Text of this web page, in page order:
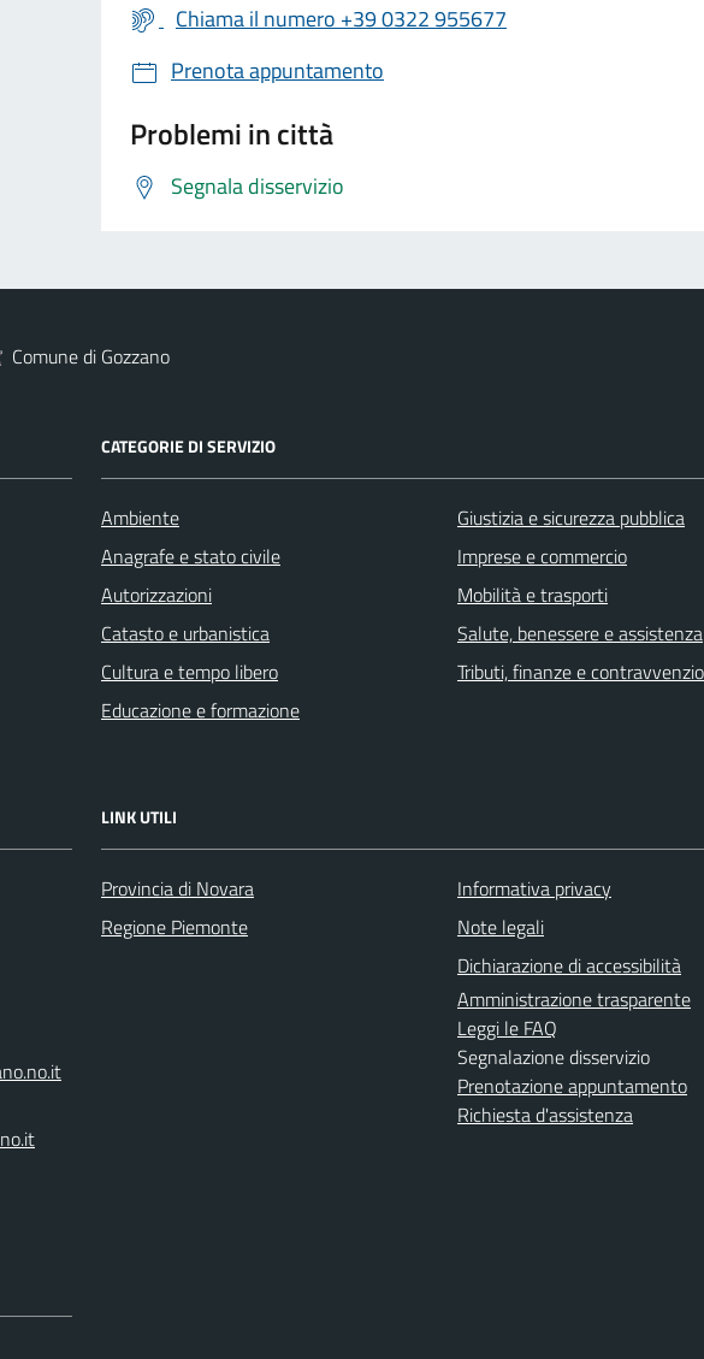
Chiama il numero +39 0322 955677
Prenota appuntamento
Problemi in città
Segnala disservizio
Comune di Gozzano
CATEGORIE DI SERVIZIO
Ambiente
Anagrafe e stato civile
Autorizzazioni
Catasto e urbanistica
Cultura e tempo libero
Educazione e formazione
Giustizia e sicurezza pubblica
Imprese e commercio
Mobilità e trasporti
Salute, benessere e assistenza
Tributi, finanze e
LINK UTILI
Provincia di Novara
Regione Piemonte
Informativa privacy
Note legali
Dichiarazione di accessibilità
Amministrazione trasparente
Leggi le FAQ
Segnalazione disservizio
Prenotazione appuntamento
Richiesta d'assistenza